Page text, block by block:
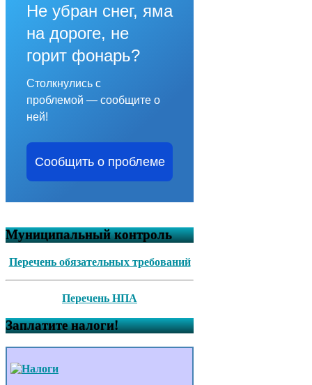
Не убран снег, яма
на дороге, не
горит фонарь?
Столкнулись с
проблемой — сообщите о
ней!
Сообщить о проблеме
Муниципальный контроль
Перечень обязательных требований
Перечень НПА
Заплатите налоги!